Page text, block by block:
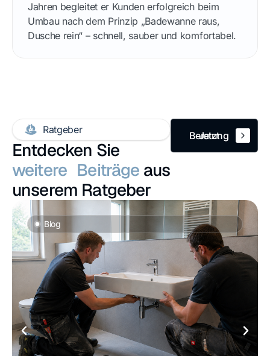
Jahren begleitet er Kunden erfolgreich beim
Umbau nach dem Prinzip „Badewanne raus,
Dusche rein“ – schnell, sauber und komfortabel.
Ratgeber
Entdecken Sie
weitere Beiträge aus
unserem Ratgeber
Beratung
Jetzt
Blog